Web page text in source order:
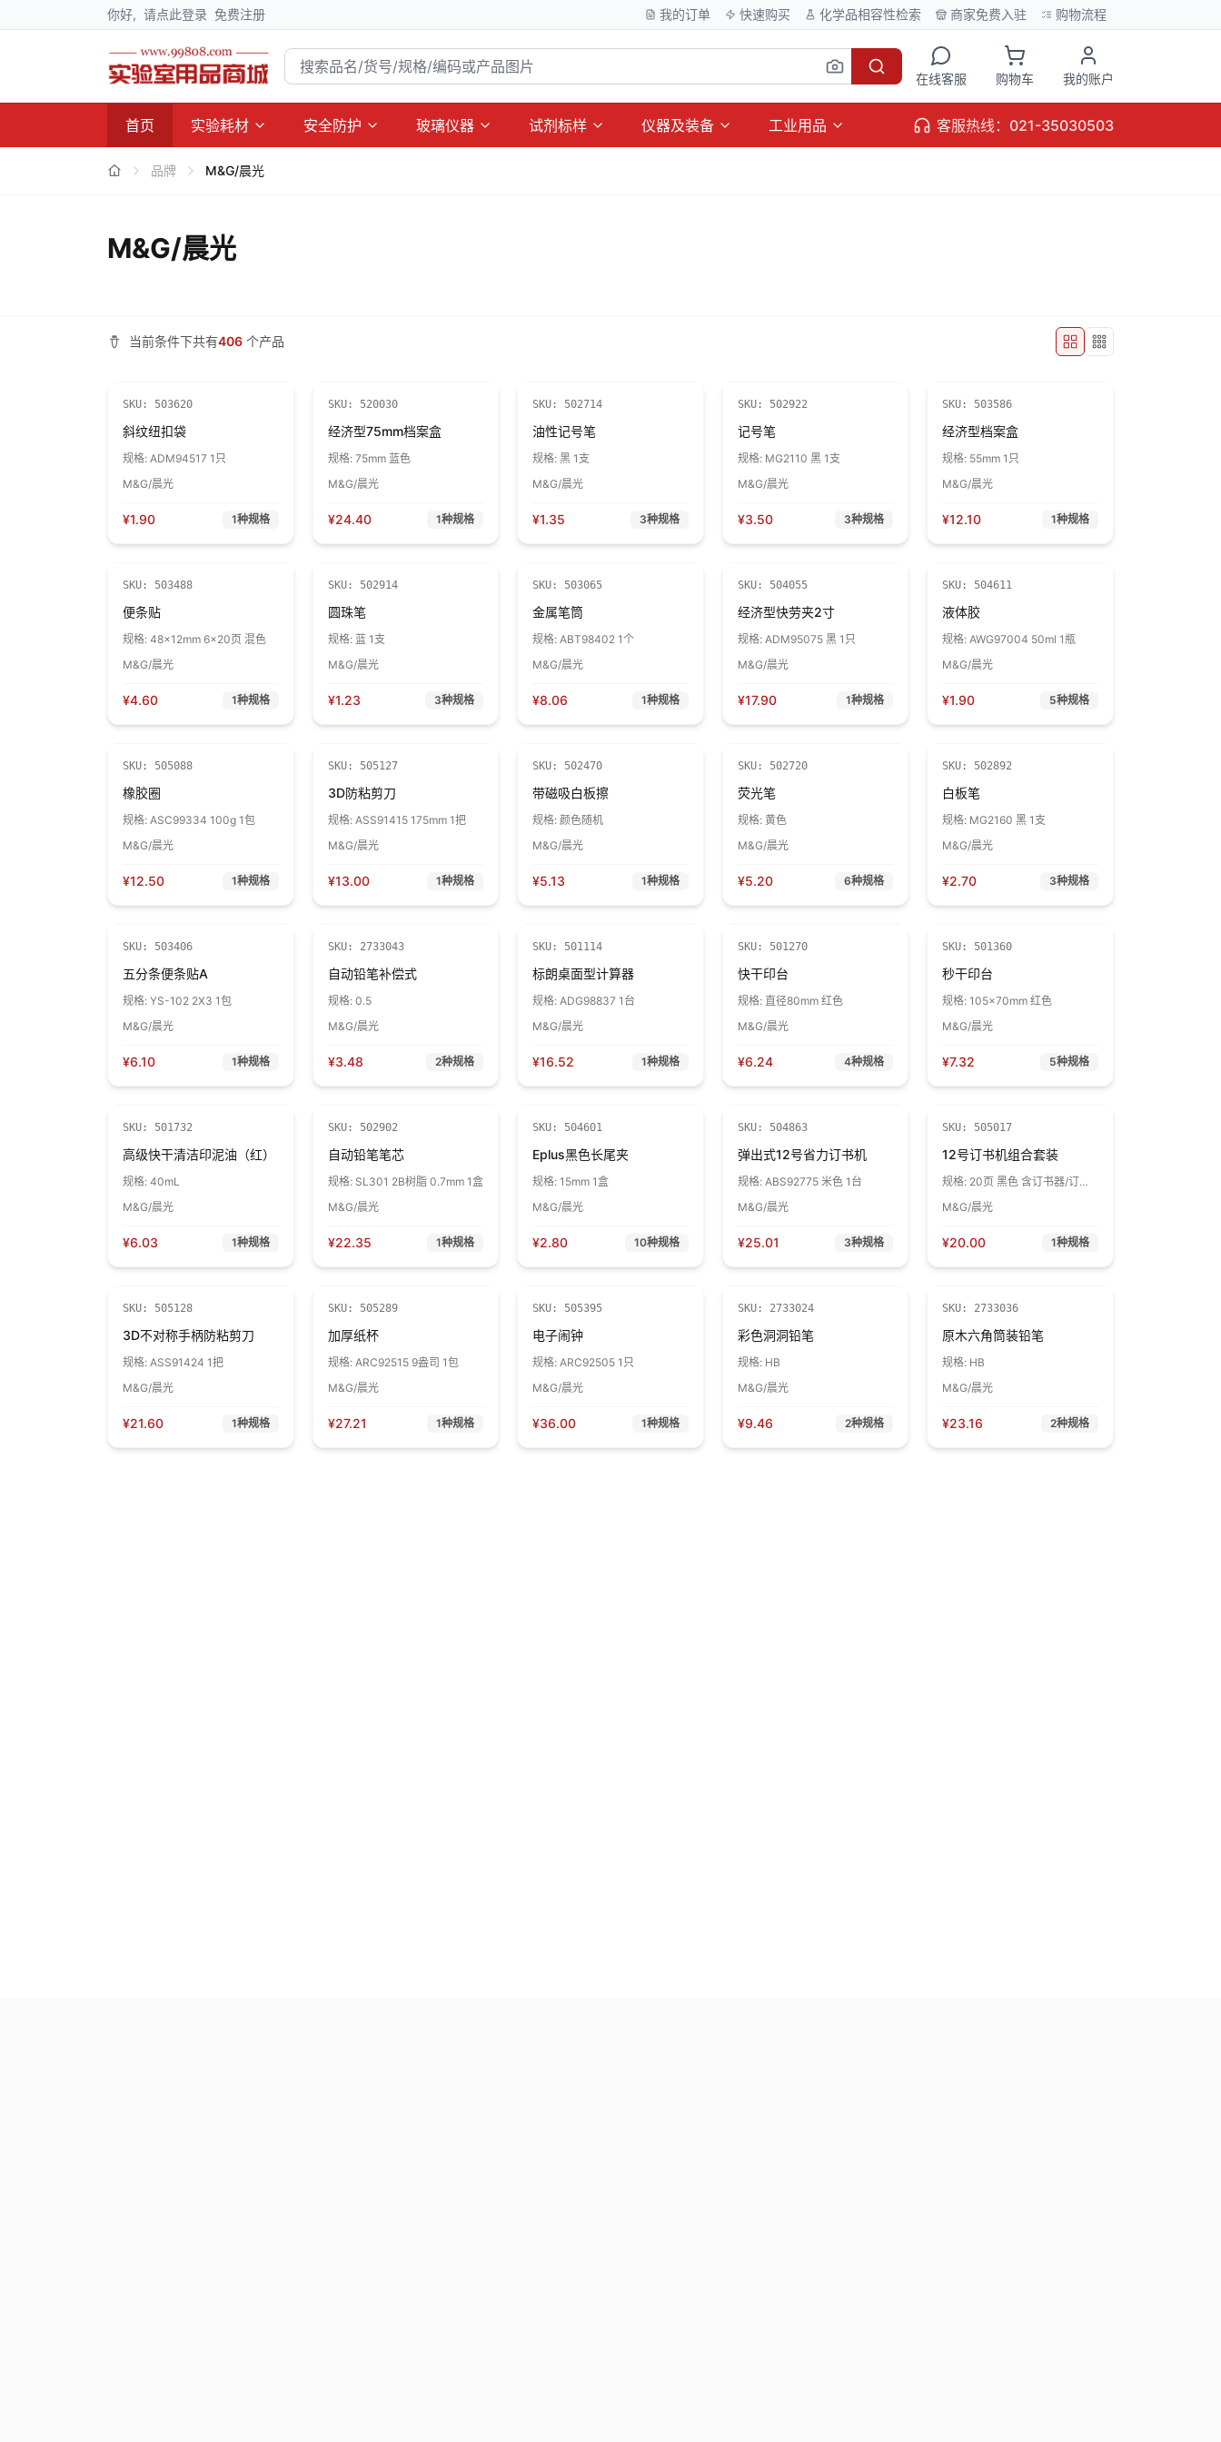
你好, 请点此登录 免费注册 我的订单 快速购买 化学品相容性检索 商家免费入驻 购物流程
在线客服 购物车 我的账户
首页 实验耗材 安全防护 玻璃仪器 试剂标样 仪器及装备 工业用品 客服热线：021-35030503
品牌 M&G/晨光
M&G/晨光
当前条件下共有406 个产品
SKU: 503620
斜纹纽扣袋
规格: ADM94517 1只
M&G/晨光
¥1.90 1种规格
SKU: 520030
经济型75mm档案盒
规格: 75mm 蓝色
M&G/晨光
¥24.40 1种规格
SKU: 502714
油性记号笔
规格:黑 1支
M&G/晨光
¥1.35 3种规格
SKU: 502922
记号笔
规格: MG2110 黑 1支
M&G/晨光
¥3.50 3种规格
SKU: 503586
经济型档案盒
规格: 55mm 1只
M&G/晨光
¥12.10 1种规格
SKU: 503488
便条贴
规格: 48×12mm 6×20页 混色
M&G/晨光
¥4.60 1种规格
SKU: 502914
圆珠笔
规格: 蓝 1支
M&G/晨光
¥1.23 3种规格
SKU: 503065
金属笔筒
规格:ABT98402 1个
M&G/晨光
¥8.06 1种规格
SKU: 504055
经济型快劳夹2寸
规格: ADM95075 黑 1只
M&G/晨光
¥17.90 1种规格
SKU: 504611
液体胶
规格:
AWG97004 50ml 1瓶
M&G/晨光
¥1.90 5种规格
SKU: 505088
橡胶圈
规格: ASC99334 100g 1包
M&G/晨光
¥12.50 1种规格
SKU: 505127
3D防粘剪刀
规格: ASS91415 175mm 1把
M&G/晨光
¥13.00 1种规格
SKU: 502470
带磁吸白板擦
规格:颜色随机
M&G/晨光
¥5.13 1种规格
SKU: 502720
荧光笔
规格: 黄色
M&G/晨光
¥5.20 6种规格
SKU: 502892
白板笔
规格: MG2160 黑 1支
M&G/晨光
¥2.70 3种规格
SKU: 503406
五分条便条贴A
规格: YS-102 2X3 1包
M&G/晨光
¥6.10 1种规格
SKU: 2733043
自动铅笔补偿式
规格: 0.5
M&G/晨光
¥3.48 2种规格
SKU: 501114
标朗桌面型计算器
规格:ADG98837 1台
M&G/晨光
¥16.52 1种规格
SKU: 501270
快干印台
规格: 直径80mm 红色
M&G/晨光
¥6.24 4种规格
SKU: 501360
秒干印台
规格:105×70mm 红色
M&G/晨光
¥7.32 5种规格
SKU: 501732
高级快干清洁印泥油（红）
规格: 40mL
M&G/晨光
¥6.03 1种规格
SKU: 502902
自动铅笔笔芯
规格:
SL301 2B树脂 0.7mm 1盒
M&G/晨光
¥22.35 1种规格
SKU: 504601
Eplus黑色长尾夹
规格:15mm 1盒
M&G/晨光
¥2.80 10种规格
SKU: 504863
弹出式12号省力订书机
规格: ABS92775 米色 1台
M&G/晨光
¥25.01 3种规格
SKU: 505017
12号订书机组合套装
规格: 20页 黑色 含订书器/订书
M&G/晨光
¥20.00 1种规格
SKU: 505128
3D不对称手柄防粘剪刀
规格: ASS91424 1把
M&G/晨光
¥21.60 1种规格
SKU: 505289
加厚纸杯
规格: ARC92515 9盎司 1包
M&G/晨光
¥27.21 1种规格
SKU: 505395
电子闹钟
规格:ARC92505 1只
M&G/晨光
¥36.00 1种规格
SKU: 2733024
彩色洞洞铅笔
规格: HB
M&G/晨光
¥9.46 2种规格
SKU: 2733036
原木六角筒装铅笔
规格: HB
M&G/晨光
¥23.16 2种规格